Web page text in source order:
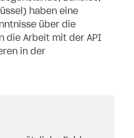
haben eine
über die
die Arbeit mit der API
in der